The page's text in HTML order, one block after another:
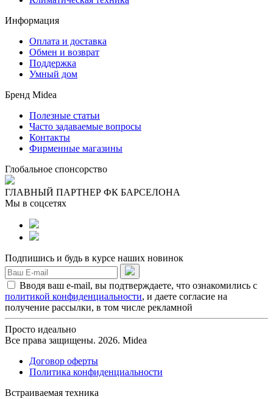
Информация
Оплата и доставка
Обмен и возврат
Поддержка
Умный дом
Бренд Midea
Полезные статьи
Часто задаваемые вопросы
Контакты
Фирменные магазины
Глобальное спонсорство
ГЛАВНЫЙ ПАРТНЕР ФК БАРСЕЛОНА
Мы в соцсетях
Подпишись и будь в курсе наших новинок
Вводя ваш e-mail, вы подтверждаете, что ознакомились с
политикой конфиденциальности, и даете согласие на
получение рассылки, в том числе рекламной
Просто идеально
Все права защищены. 2026. Midea
Договор оферты
Политика конфиденциальности
Встраиваемая техника